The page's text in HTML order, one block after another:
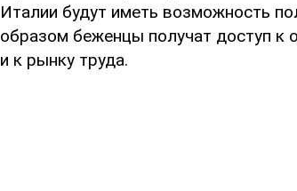
Италии будут иметь возможность
образом беженцы получат доступ к
и к рынку труда.